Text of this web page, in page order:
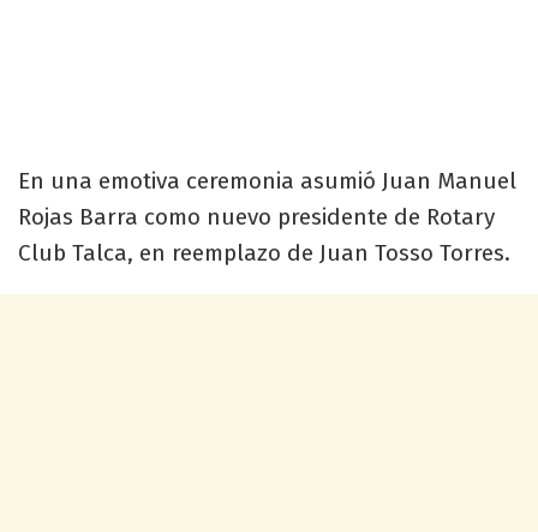
En una emotiva ceremonia asumió Juan Manuel
Rojas Barra como nuevo presidente de Rotary
Club Talca, en reemplazo de Juan Tosso Torres.